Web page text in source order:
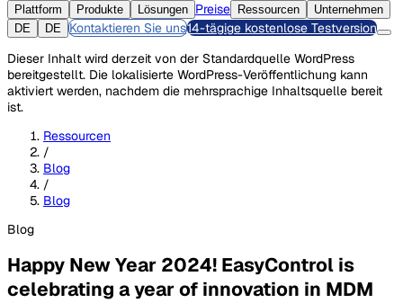
Plattform Produkte Lösungen Preise Ressourcen
Unternehmen
DE
DE Kontaktieren Sie uns14-tägige kostenlose Testversion
Dieser Inhalt wird derzeit von der Standardquelle WordPress
bereitgestellt. Die lokalisierte WordPress-Veröffentlichung kann
aktiviert werden, nachdem die mehrsprachige Inhaltsquelle bereit
ist.
Ressourcen
/
Blog
/
Blog
Blog
Happy New Year 2024! EasyControl is
celebrating a year of innovation in MDM